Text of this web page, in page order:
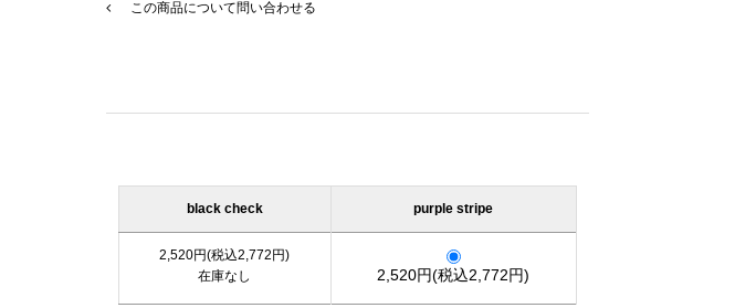
この商品について問い合わせる
black check purple stripe
2,520円(税込2,772円)
在庫なし
2,520円(税込2,772円)